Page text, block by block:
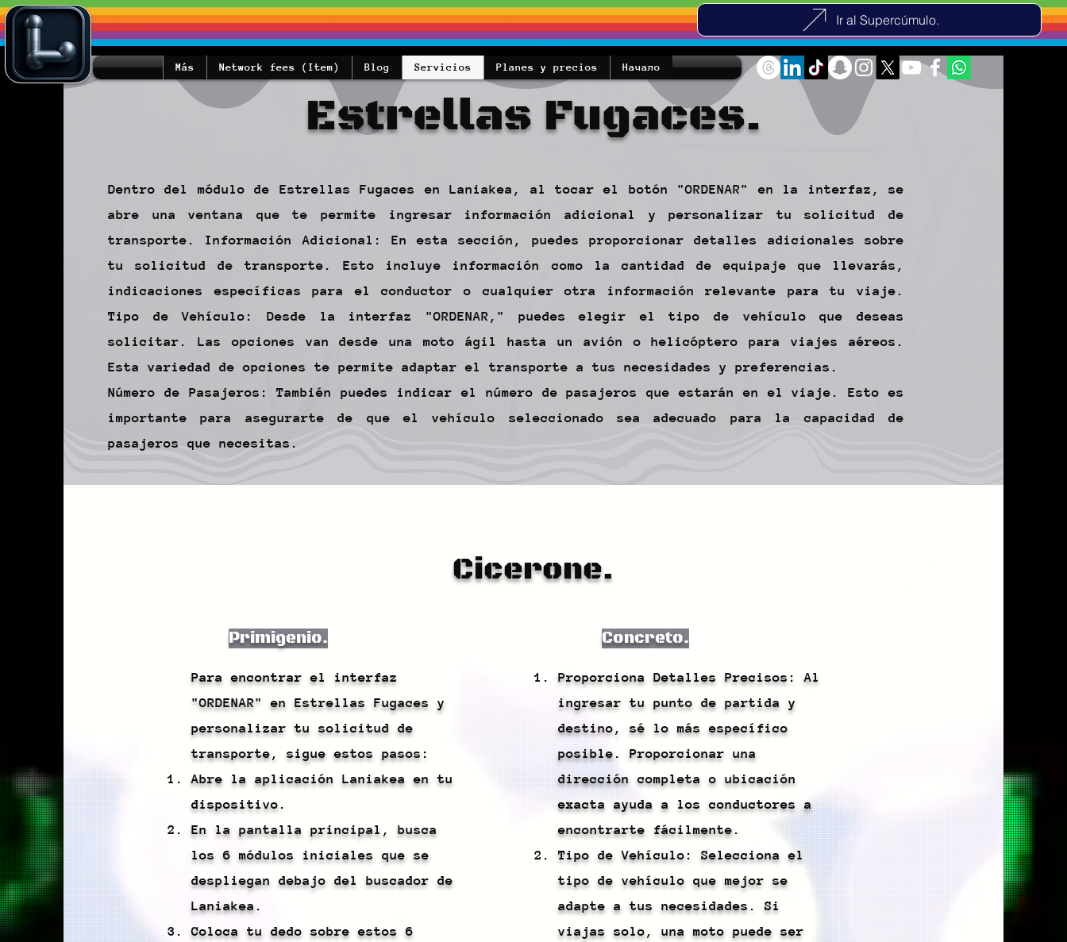
Ir al Supercúmulo.
Начало
Planes y precios
Servicios
Blog
Network fees (Item)
Más
Estrellas Fugaces.
Dentro del módulo de Estrellas Fugaces en Laniakea, al tocar el botón "ORDENAR" en la interfaz, se
abre una ventana que te permite ingresar información adicional y personalizar tu solicitud de
transporte. Información Adicional: En esta sección, puedes proporcionar detalles adicionales sobre
tu solicitud de transporte. Esto incluye información como la cantidad de equipaje que llevarás,
indicaciones específicas para el conductor o cualquier otra información relevante para tu viaje.
Tipo de Vehículo: Desde la interfaz "ORDENAR," puedes elegir el tipo de vehículo que deseas
solicitar. Las opciones van desde una moto ágil hasta un avión o helicóptero para viajes aéreos.
Esta variedad de opciones te permite adaptar el transporte a tus necesidades y preferencias.
Número de Pasajeros: También puedes indicar el número de pasajeros que estarán en el viaje. Esto es
importante para asegurarte de que el vehículo seleccionado sea adecuado para la capacidad de
pasajeros que necesitas.
Cicerone.
Primigenio.
Para encontrar el interfaz
"ORDENAR" en Estrellas Fugaces y
personalizar tu solicitud de
transporte, sigue estos pasos:
Abre la aplicación Laniakea en tu
dispositivo.
En la pantalla principal, busca
los 6 módulos iniciales que se
despliegan debajo del buscador de
Laniakea.
Coloca tu dedo sobre estos 6
Concreto.
Proporciona Detalles Precisos: Al
ingresar tu punto de partida y
destino, sé lo más específico
posible. Proporcionar una
dirección completa o ubicación
exacta ayuda a los conductores a
encontrarte fácilmente.
Tipo de Vehículo: Selecciona el
tipo de vehículo que mejor se
adapte a tus necesidades. Si
viajas solo, una moto puede ser